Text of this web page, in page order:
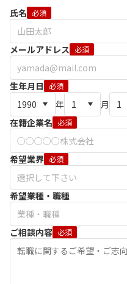
氏名 必須
メールアドレス 必須
生年月日 必須
年 月
在籍企業名 必須
希望業界 必須
希望業種・職種
ご相談内容 必須